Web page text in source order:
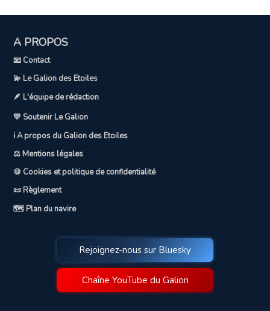
A PROPOS
📧 Contact
💫 Le Galion des Etoiles
🪶 L'équipe de rédaction
💛 Soutenir Le Galion
ℹ️ A propos du Galion des Etoiles
⚖️ Mentions légales
🍪 Cookies et politique de confidentialité
📜 Règlement
🗺️ Plan du navire
Rejoignez-nous sur Bluesky
Chaîne YouTube du Galion